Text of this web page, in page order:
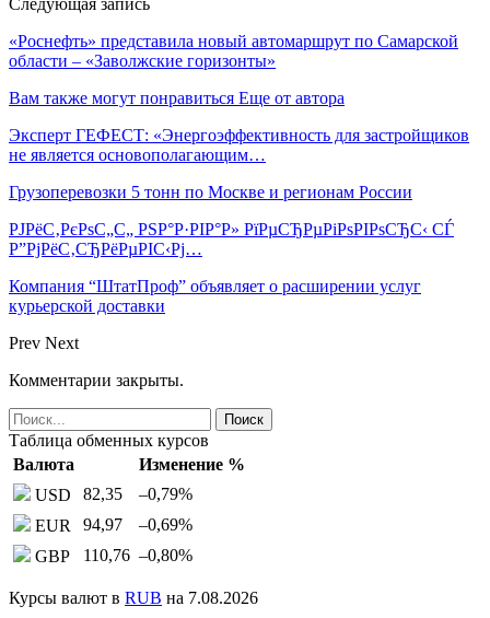
«Роснефть» представила новый автомаршрут по Самарской
области – «Заволжские горизонты»
Вам также могут понравиться Еще от автора
Эксперт ГЕФЕСТ: «Энергоэффективность для застройщиков
не является основополагающим…
Грузоперевозки 5 тонн по Москве и регионам России
РЈРёС‚РєРѕС„С„ РЅР°Р·РІР°Р» РїРµСЂРµРіРѕРІРѕСЂС‹ СЃ
Р”РјРёС‚СЂРёРµРІС‹Рј…
Компания “ШтатПроф” объявляет о расширении услуг
курьерской доставки
Prev Next
Комментарии закрыты.
Таблица обменных курсов
Валюта
Изменение %
USD
82,35 –0,79%
EUR
94,97 –0,69%
GBP
110,76 –0,80%
Курсы валют в RUB на 7.08.2026